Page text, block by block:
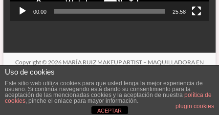
00:00 25:58
Copyright © 2026 MARÍA RUIZ MAKEUP ARTIST – MAQUILLADORA EN
CÓRDOBA. Todos los derechos reservados. Tema
WordPress
CONÓCEME
SERVICIOS
LOOKBOOK (MIS TRABAJOS)
CONTACTAR
Uso de cookies
Este sitio web utiliza cookies para que usted tenga la mejor experiencia de
usuario. Si continúa navegando está dando su consentimiento para la
aceptación de las mencionadas cookies y la aceptación de nuestra política de
cookies, pinche el enlace para mayor información.
plugin cookies
ACEPTAR